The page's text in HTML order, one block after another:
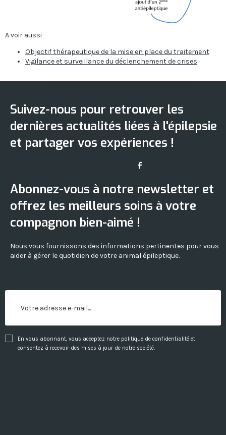
A voir aussi
Objectif thérapeutique de la mise en place du traitement
Vigilance et surveillance du déclenchement de crises
Suivez-nous pour retrouver les
dernières actualités liées à l'épilepsie
et partager vos expériences !
Abonnez-vous à notre newsletter et
offrez les meilleurs soins à votre
compagnon bien-aimé !
Nous vous fournissons des informations pertinentes pour vous
aider à gérer le quotidien de votre animal épileptique.
En vous abonnant, vous acceptez notre politique de confidentialité et
consentez à recevoir des mises à jour de notre société.